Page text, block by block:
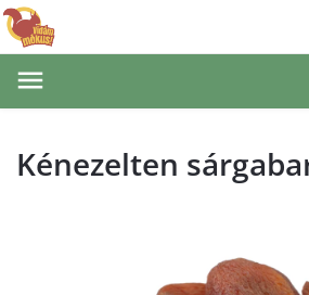
Kénezelten